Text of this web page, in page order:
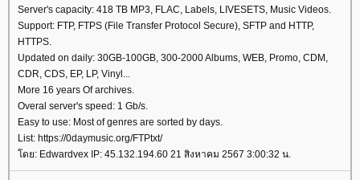
Server's capacity: 418 TB MP3, FLAC, Labels, LIVESETS, Music Videos.
Support: FTP, FTPS (File Transfer Protocol Secure), SFTP and HTTP,
HTTPS.
Updated on daily: 30GB-100GB, 300-2000 Albums, WEB, Promo, CDM,
CDR, CDS, EP, LP, Vinyl...
More 16 years Of archives.
Overal server's speed: 1 Gb/s.
Easy to use: Most of genres are sorted by days.
List: https://0daymusic.org/FTPtxt/
ดย: Edwardvex IP: 45.132.194.60 21 สิงหาคม 2567 3:00:32 น.